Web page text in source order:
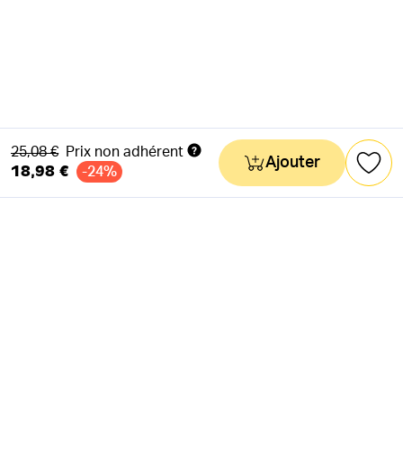
Ancien prix
25,08 € Prix non adhérent
18,98 € -24%
Ajouter